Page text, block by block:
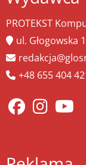
PROTEKST
ul. Głogowska
+48 655 404